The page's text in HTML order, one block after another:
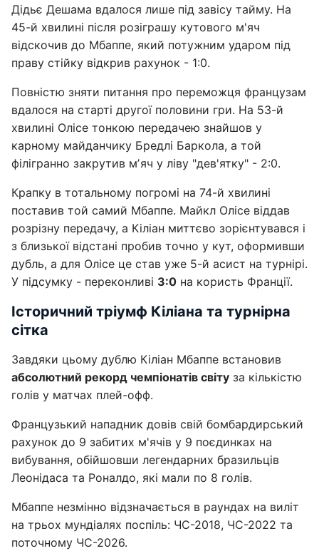
Дідьє Дешама вдалося лише під завісу тайму. На
45-й хвилині після розіграшу кутового м'яч
відскочив до Мбаппе, який потужним ударом під
праву стійку відкрив рахунок - 1:0.
Повністю зняти питання про переможця французам
вдалося на старті другої половини гри. На 53-й
хвилині Олісе тонкою передачею знайшов у
карному майданчику Бредлі Баркола, а той
філігранно закрутив мʼяч у ліву "дев'ятку" - 2:0.
Крапку в тотальному погромі на 74-й хвилині
поставив той самий Мбаппе. Майкл Олісе віддав
розрізну передачу, а Кіліан миттєво зорієнтувався і
з близької відстані пробив точно у кут, оформивши
дубль, а для Олісе це став уже 5-й асист на турнірі.
У підсумку - переконливі 3:0 на користь Франції.
Історичний тріумф Кіліана та турнірна
сітка
Завдяки цьому дублю Кіліан Мбаппе встановив
абсолютний рекорд чемпіонатів світу за кількістю
голів у матчах плей-офф.
Французький нападник довів свій бомбардирський
рахунок до 9 забитих м'ячів у 9 поєдинках на
вибування, обійшовши легендарних бразильців
Леонідаса та Роналдо, які мали по 8 голів.
Мбаппе незмінно відзначається в раундах на виліт
на трьох мундіалях поспіль: ЧС-2018, ЧС-2022 та
поточному ЧС-2026.